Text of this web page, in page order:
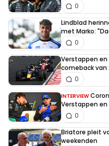
0
Lindblad
met Marko:
0
Verstappen en
comeback van
0
INTERVIEW
Verstappen
0
Briatore pleit
weekenden